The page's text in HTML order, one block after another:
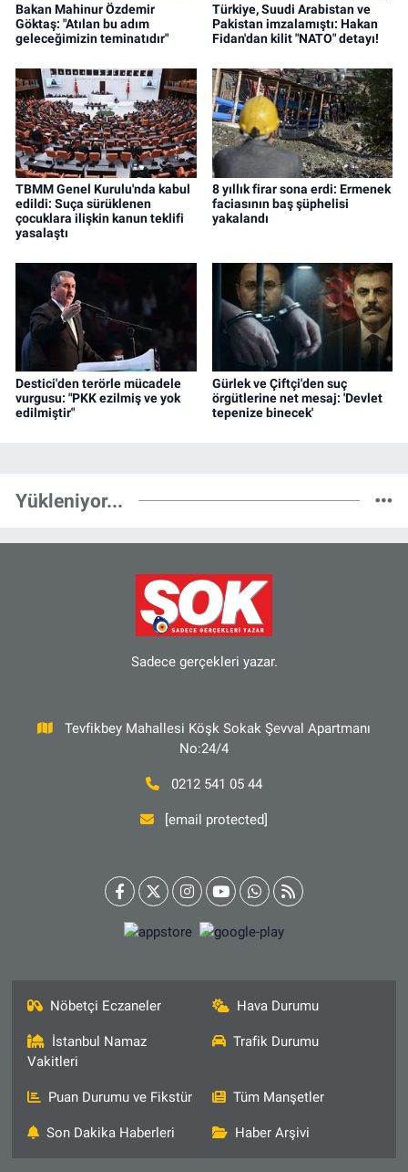
Bakan Mahinur Özdemir
Göktaş: "Atılan bu adım
geleceğimizin teminatıdır"
Türkiye, Suudi Arabistan ve
Pakistan imzalamıştı: Hakan
Fidan'dan kilit "NATO" detayı!
TBMM Genel Kurulu'nda kabul
edildi: Suça sürüklenen
çocuklara ilişkin kanun teklifi
yasalaştı
8 yıllık firar sona erdi: Ermenek
faciasının baş şüphelisi
yakalandı
Destici'den terörle mücadele
vurgusu: "PKK ezilmiş ve yok
edilmiştir"
Gürlek ve Çiftçi'den suç
örgütlerine net mesaj: 'Devlet
tepenize binecek'
Yükleniyor...
Sadece gerçekleri yazar.
Tevfikbey Mahallesi Köşk Sokak Şevval Apartmanı
No:24/4
0212 541 05 44
[email protected]
Nöbetçi Eczaneler Hava Durumu
İstanbul Namaz
Vakitleri
Trafik Durumu
Puan Durumu ve Fikstür Tüm Manşetler
Son Dakika Haberleri Haber Arşivi